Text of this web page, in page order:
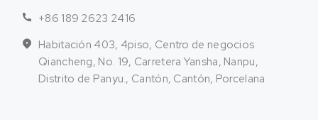
+86 189 2623 2416
Habitación 403, 4piso, Centro de negocios
Qiancheng, No. 19, Carretera Yansha, Nanpu,
Distrito de Panyu., Cantón, Cantón, Porcelana